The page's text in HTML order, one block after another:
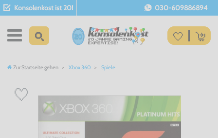
Konsolenkost ist 20! 030-609886894
Zur Startseite gehen Xbox 360 Spiele